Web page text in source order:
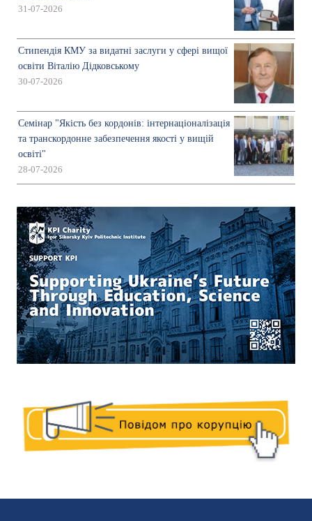
31-07-2026
Стипендія КМУ за видатні заслуги у сфері вищої
освіти Віталію Дідковському
30-07-2026
Семінар "Якість без кордонів: інтернаціоналізація
та транскордонне забезпечення якості у вищій
освіті"
28-07-2026